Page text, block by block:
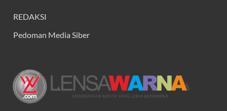
REDAKSI
Pedoman Media Siber